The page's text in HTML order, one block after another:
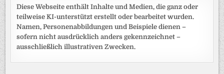
Diese Webseite enthält Inhalte und Medien, die ganz oder
teilweise KI-unterstützt erstellt oder bearbeitet wurden.
Namen, Personenabbildungen und Beispiele dienen –
sofern nicht ausdrücklich anders gekennzeichnet –
ausschließlich illustrativen Zwecken.